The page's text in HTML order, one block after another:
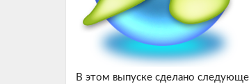
В этом выпуске сделано